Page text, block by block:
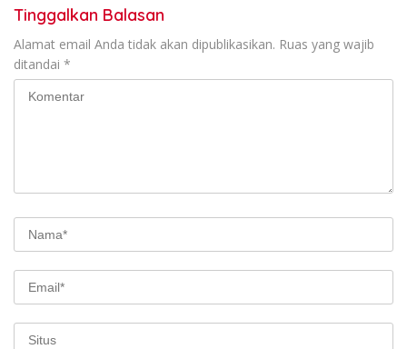
Tinggalkan Balasan
Alamat email Anda tidak akan dipublikasikan. Ruas yang wajib
ditandai *